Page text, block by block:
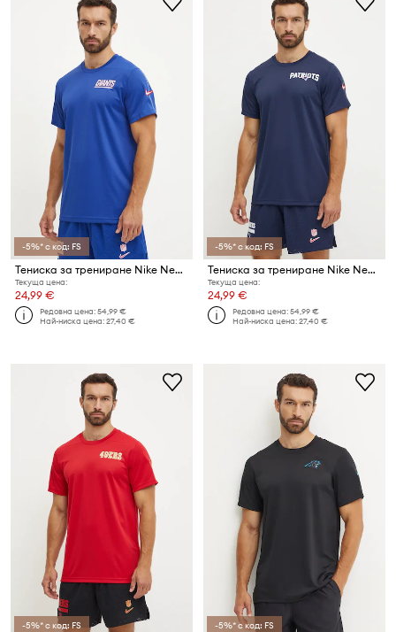
-5%* с код: FS
Тениска за трениране Nike New York Giants
Текуща цена:
24,99 €
Редовна цена:54,99 €
Най-ниска цена:27,40 €
-5%* с код: FS
Тениска за трениране Nike New England Patriots
Текуща цена:
24,99 €
Редовна цена:54,99 €
Най-ниска цена:27,40 €
-5%* с код: FS -5%* с код: FS